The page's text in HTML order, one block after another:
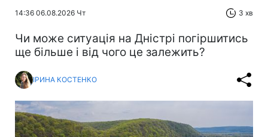
14:36 06.08.2026 Чт 3 хв
Чи може ситуація на Дністрі погіршитись
ще більше і від чого це залежить?
ІРИНА КОСТЕНКО